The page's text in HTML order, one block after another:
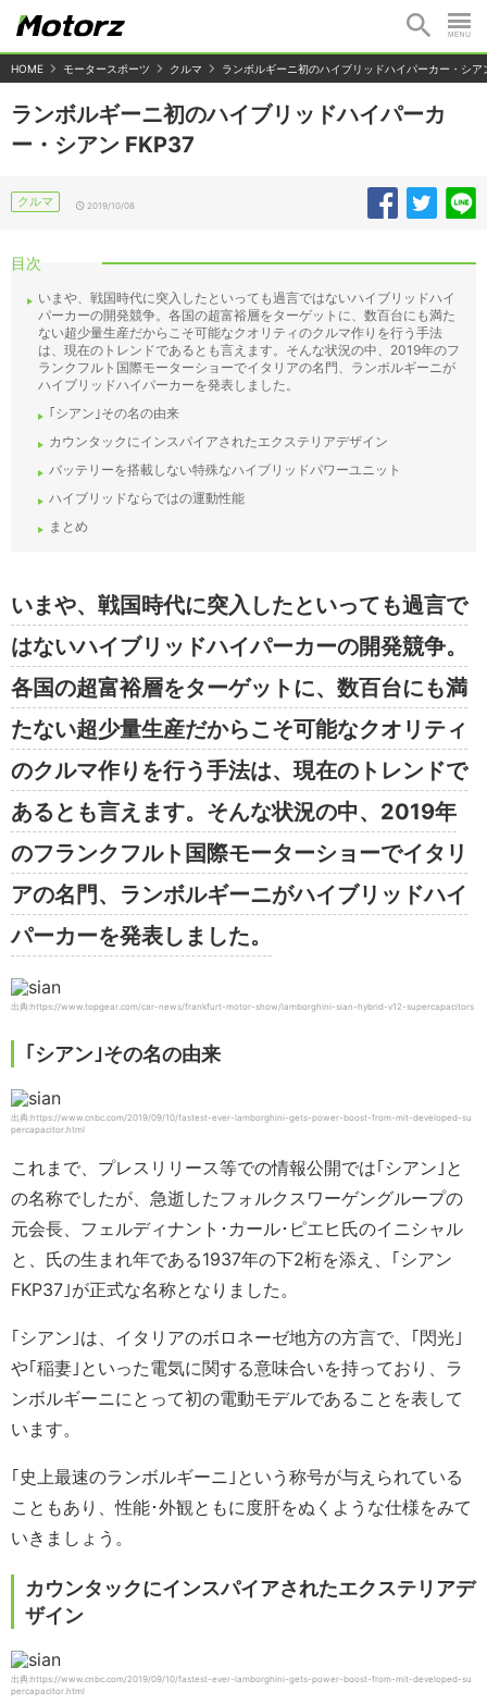
HOME モータースポーツ クルマ ランボルギーニ初のハイブリッドハイパーカー・シア
ランボルギーニ初のハイブリッドハイパーカ
ー・シアン FKP37
クルマ 2019/10/08
目次
いまや、戦国時代に突入したといっても過言ではないハイブリッドハイ
パーカーの開発競争。各国の超富裕層をターゲットに、数百台にも満た
ない超少量生産だからこそ可能なクオリティのクルマ作りを行う手法
は、現在のトレンドであるとも言えます。そんな状況の中、2019年のフ
ランクフルト国際モーターショーでイタリアの名門、ランボルギーニが
ハイブリッドハイパーカーを発表しました。
｢シアン｣その名の由来
カウンタックにインスパイアされたエクステリアデザイン
バッテリーを搭載しない特殊なハイブリッドパワーユニット
ハイブリッドならではの運動性能
まとめ
いまや、戦国時代に突入したといっても過言で
はないハイブリッドハイパーカーの開発競争。
各国の超富裕層をターゲットに、数百台にも満
たない超少量生産だからこそ可能なクオリティ
のクルマ作りを行う手法は、現在のトレンドで
あるとも言えます。そんな状況の中、2019年
のフランクフルト国際モーターショーでイタリ
アの名門、ランボルギーニがハイブリッドハイ
パーカーを発表しました。
出典:https://www.topgear.com/car-news/frankfurt-motor-show/lamborghini-sian-hybrid-v12-supercapacitors
｢シアン｣その名の由来
出典:https://www.cnbc.com/2019/09/10/fastest-ever-lamborghini-gets-power-boost-from-mit-developed-su
percapacitor.html
これまで、プレスリリース等での情報公開では｢シアン｣と
の名称でしたが、急逝したフォルクスワーゲングループの
元会長、フェルディナント･カール･ピエヒ氏のイニシャル
と、氏の生まれ年である1937年の下2桁を添え、｢シアン
FKP37｣が正式な名称となりました。
｢シアン｣は、イタリアのボロネーゼ地方の方言で、｢閃光｣
や｢稲妻｣といった電気に関する意味合いを持っており、ラ
ンボルギーニにとって初の電動モデルであることを表して
います。
｢史上最速のランボルギーニ｣という称号が与えられている
こともあり、性能･外観ともに度肝をぬくような仕様をみて
いきましょう。
カウンタックにインスパイアされたエクステリアデ
ザイン
出典:https://www.cnbc.com/2019/09/10/fastest-ever-lamborghini-gets-power-boost-from-mit-developed-su
percapacitor.html